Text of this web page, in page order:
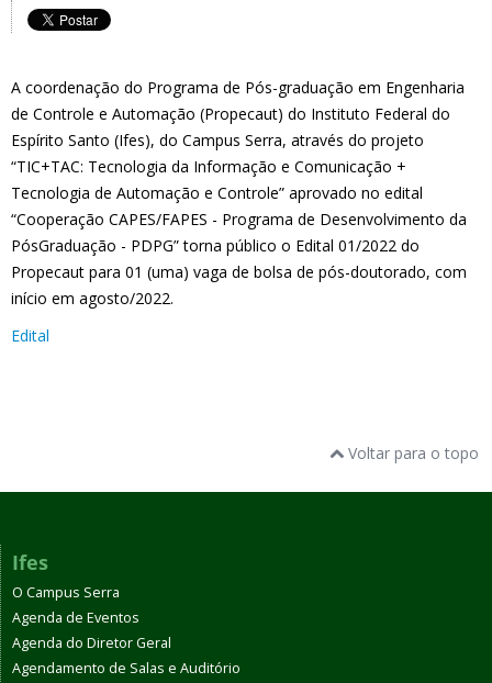
A coordenação do Programa de Pós-graduação em Engenharia
de Controle e Automação (Propecaut) do Instituto Federal do
Espírito Santo (Ifes), do Campus Serra, através do projeto
“TIC+TAC: Tecnologia da Informação e Comunicação +
Tecnologia de Automação e Controle” aprovado no edital
“Cooperação CAPES/FAPES - Programa de Desenvolvimento da
PósGraduação - PDPG” torna público o Edital 01/2022 do
Propecaut para 01 (uma) vaga de bolsa de pós-doutorado, com
início em agosto/2022.
Edital
Voltar para o topo
Ifes
O Campus Serra
Agenda de Eventos
Agenda do Diretor Geral
Agendamento de Salas e Auditório